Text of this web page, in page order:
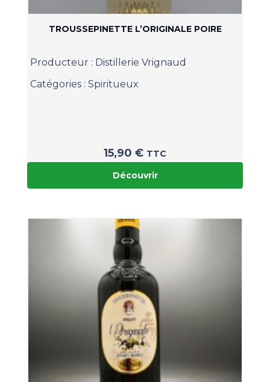
TROUSSEPINETTE L’ORIGINALE POIRE
Producteur : Distillerie Vrignaud
Catégories : Spiritueux
15,90 € TTC
Découvrir